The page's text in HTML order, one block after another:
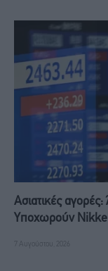
Ασιατικές
Υποχωρούν
7 Αυγούστου, 2026